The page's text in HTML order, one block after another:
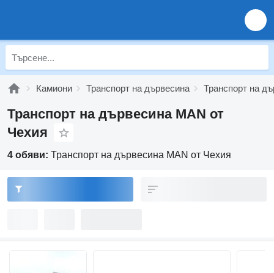
Камиони Транспорт на дървесина Транспорт на
Транспорт на дървесина MAN от
Чехия
4 обяви: Транспорт на дървесина MAN от Чехия